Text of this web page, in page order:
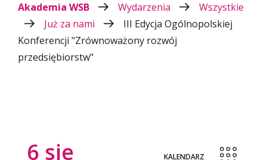
Akademia WSB Wydarzenia
Wszystkie
Już za nami
III Edycja Ogólnopolskiej
Konferencji "Zrównoważony rozwój
przedsiębiorstw"
6 sie KALENDARZ